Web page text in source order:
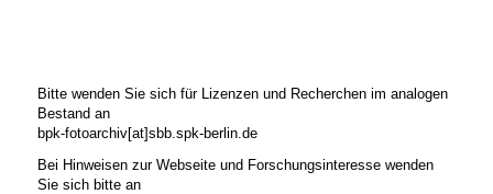
Bitte wenden Sie sich für Lizenzen und Recherchen im analogen
Bestand an
bpk-fotoarchiv[at]sbb.spk-berlin.de
Bei Hinweisen zur Webseite und Forschungsinteresse wenden
Sie sich bitte an